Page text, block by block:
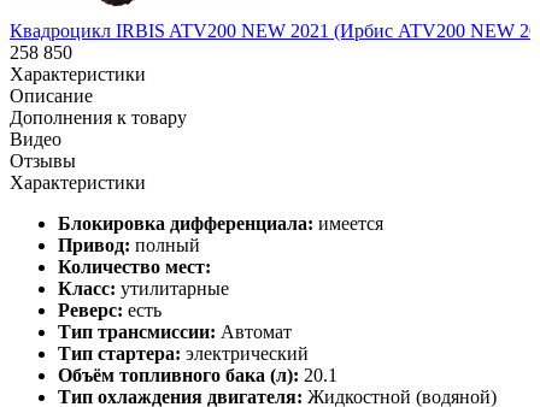
Квадроцикл IRBIS ATV200 NEW 2021 (Ирбис ATV200 NEW
258 850
Характеристики
Описание
Дополнения к товару
Видео
Отзывы
Характеристики
Блокировка дифференциала: имеется
Привод: полный
Количество мест:
Класс: утилитарные
Реверс: есть
Тип трансмиссии: Автомат
Тип стартера: электрический
Объём топливного бака (л): 20.1
Тип охлаждения двигателя: Жидкостной (водяной)